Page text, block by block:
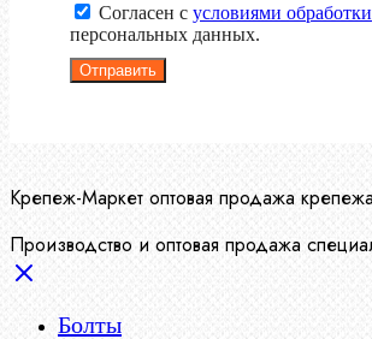
Согласен с условиями обработки
персональных данных.
Отправить